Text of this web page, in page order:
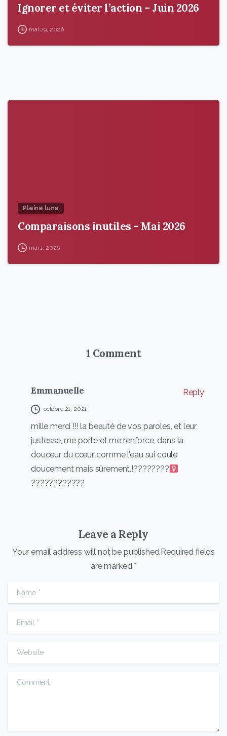
Ignorer et éviter l’action – Juin 2026
mai 29, 2026
Pleine lune
Comparaisons inutiles – Mai 2026
mai 1, 2026
1 Comment
Emmanuelle Reply
octobre 21, 2021
mille merci !!! la beauté de vos paroles, et leur
justesse, me porte et me renforce, dans la
douceur du cœur…comme l’eau sui coule
doucement mais sûrement.!????????‍
????????????
Leave a Reply
Your email address will not be published.Required fields
are marked *
Name
Email
Website
Comment